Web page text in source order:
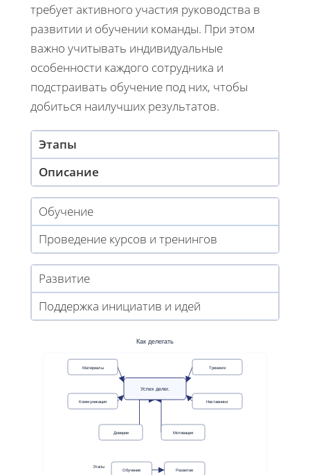
требует активного участия руководства в
развитии и обучении команды. При этом
важно учитывать индивидуальные
особенности каждого сотрудника и
подстраивать обучение под них, чтобы
добиться наилучших результатов.
Этапы
Описание
Обучение
Проведение курсов и тренингов
Развитие
Поддержка инициатив и идей
Как делегать
Успех делег.
Материалы Тренинги
Коммуникация Наставники
Доверие Мотивация
Этапы
Обучение Развитие